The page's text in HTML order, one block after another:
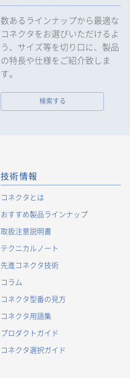
数あるラインナップから最適な
コネクタをお選びいただけるよ
う、サイズ等を切り口に、製品
の特長や仕様をご紹介致しま
す。
検索する
技術情報
コネクタとは
おすすめ製品ラインナップ
取扱注意説明書
テクニカルノート
先進コネクタ技術
コラム
コネクタ型番の見方
コネクタ用語集
プロダクトガイド
コネクタ選択ガイド